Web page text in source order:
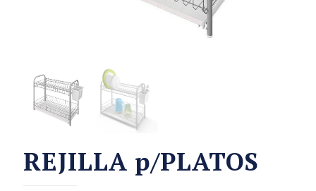
REJILLA p/PLATOS